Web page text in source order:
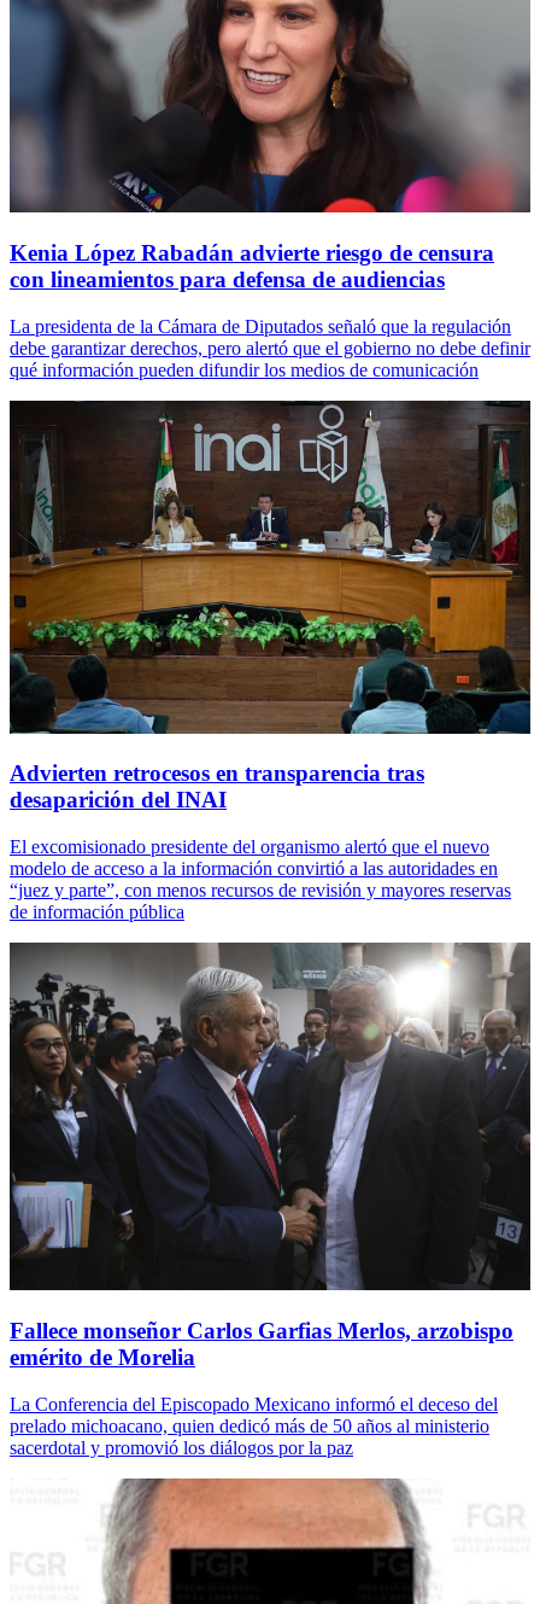
Kenia López Rabadán advierte riesgo de censura
con lineamientos para defensa de audiencias
La presidenta de la Cámara de Diputados señaló que la regulación
debe garantizar derechos, pero alertó que el gobierno no debe definir
qué información pueden difundir los medios de comunicación
Advierten retrocesos en transparencia tras
desaparición del INAI
El excomisionado presidente del organismo alertó que el nuevo
modelo de acceso a la información convirtió a las autoridades en
“juez y parte”, con menos recursos de revisión y mayores reservas
de información pública
Fallece monseñor Carlos Garfias Merlos, arzobispo
emérito de Morelia
La Conferencia del Episcopado Mexicano informó el deceso del
prelado michoacano, quien dedicó más de 50 años al ministerio
sacerdotal y promovió los diálogos por la paz